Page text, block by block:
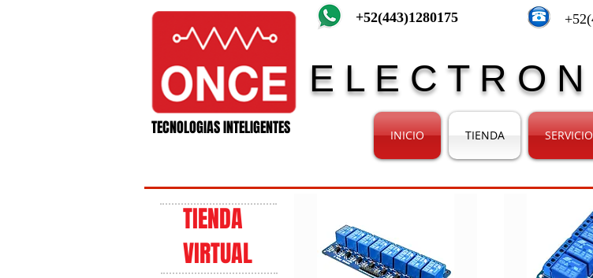
11 Electronica
TECNOLOGIAS INTELIGENTES
+52(443)1280175
E L E C T R O
INICIO TIENDA
TIENDA
VIRTUAL